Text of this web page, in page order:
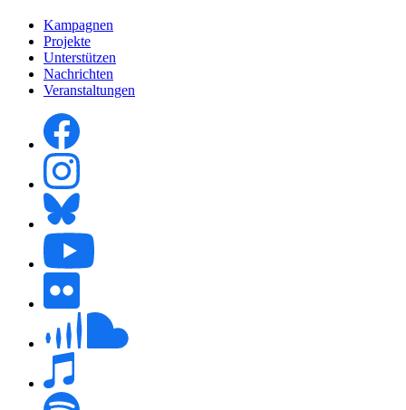
Kampagnen
Projekte
Unterstützen
Nachrichten
Veranstaltungen